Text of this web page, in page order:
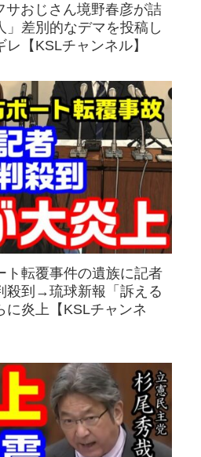
サおじさん境野春彦が詰
」差別的なデマを投稿し
【KSLチャンネル】
ト転覆事件の遺族に記者
殺到→琉球新報「訴える
に炎上【KSLチャンネ